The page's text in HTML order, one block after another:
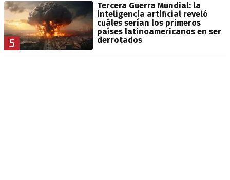
5
Tercera Guerra Mundial: la
inteligencia artificial reveló
cuáles serían los primeros
países latinoamericanos en ser
derrotados